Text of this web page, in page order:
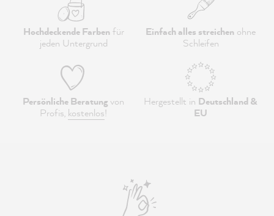
Hochdeckende Farbenfür
jeden Untergrund
Einfach alles streichen ohne
Schleifen
Persönliche Beratungvon
Profis, kostenlos!
Hergestellt in Deutschland &
EU